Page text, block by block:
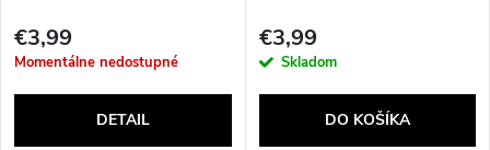
€3,99
Momentálne nedostupné
DETAIL
€3,99
Skladom
DO KOŠÍKA